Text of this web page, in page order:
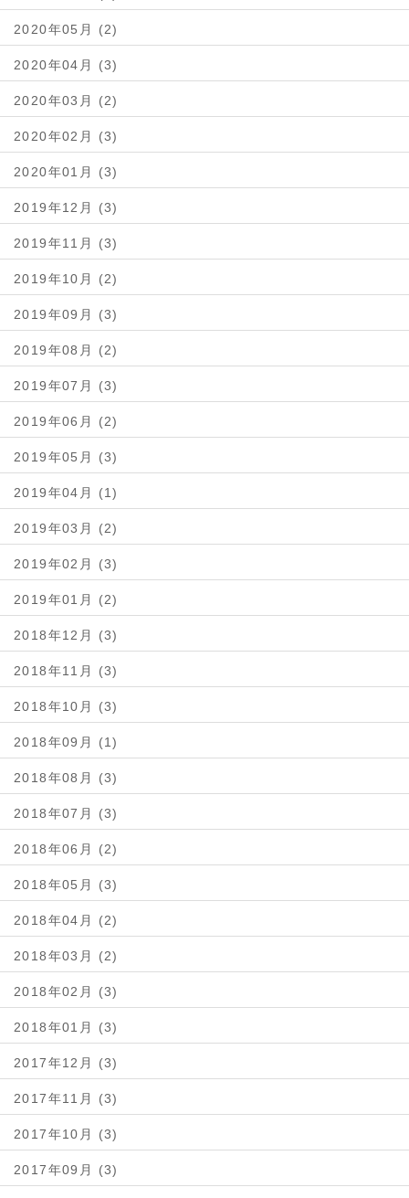
2020年05月 (2)
2020年04月 (3)
2020年03月 (2)
2020年02月 (3)
2020年01月 (3)
2019年12月 (3)
2019年11月 (3)
2019年10月 (2)
2019年09月 (3)
2019年08月 (2)
2019年07月 (3)
2019年06月 (2)
2019年05月 (3)
2019年04月 (1)
2019年03月 (2)
2019年02月 (3)
2019年01月 (2)
2018年12月 (3)
2018年11月 (3)
2018年10月 (3)
2018年09月 (1)
2018年08月 (3)
2018年07月 (3)
2018年06月 (2)
2018年05月 (3)
2018年04月 (2)
2018年03月 (2)
2018年02月 (3)
2018年01月 (3)
2017年12月 (3)
2017年11月 (3)
2017年10月 (3)
2017年09月 (3)